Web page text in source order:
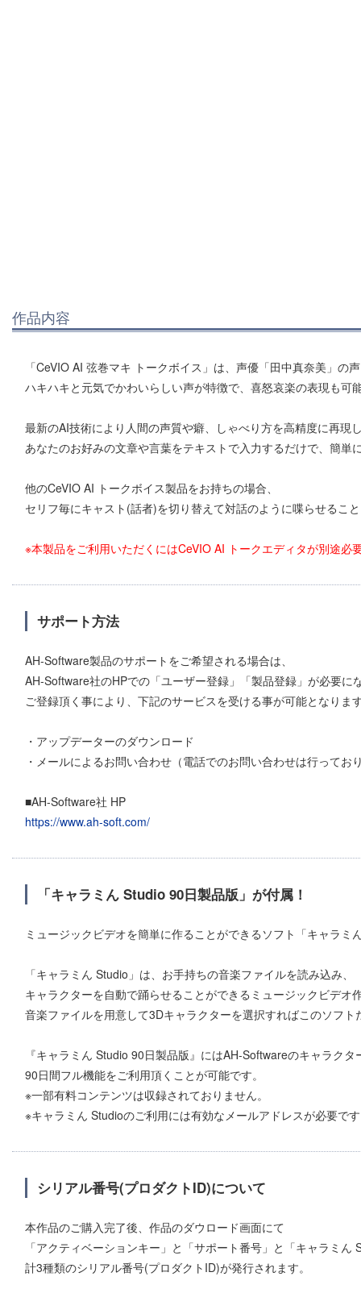
作品内容
「CeVIO AI 弦巻マキ トークボイス」は、声優「田中真奈美」の
ハキハキと元気でかわいらしい声が特徴で、喜怒哀楽の表現も可
最新のAI技術により人間の声質や癖、しゃべり方を高精度に再現
あなたのお好みの文章や言葉をテキストで入力するだけで、簡単
他のCeVIO AI トークボイス製品をお持ちの場合、
セリフ毎にキャスト(話者)を切り替えて対話のように喋らせるこ
※本製品をご利用いただくにはCeVIO AI トークエディタが別途必
サポート方法
AH-Software製品のサポートをご希望される場合は、
AH-Software社のHPでの「ユーザー登録」「製品登録」が必要に
ご登録頂く事により、下記のサービスを受ける事が可能となりま
・アップデーターのダウンロード
・メールによるお問い合わせ（電話でのお問い合わせは行ってお
■AH-Software社 HP
https://www.ah-soft.com/
「キャラミん Studio 90日製品版」が付属！
ミュージックビデオを簡単に作ることができるソフト「キャラ
「キャラミん Studio」は、お手持ちの音楽ファイルを読み込み、
キャラクターを自動で踊らせることができるミュージックビデオ
音楽ファイルを用意して3Dキャラクターを選択すればこのソフ
『キャラミん Studio 90日製品版』にはAH-Softwareのキャラク
90日間フル機能をご利用頂くことが可能です。
※一部有料コンテンツは収録されておりません。
※キャラミん Studioのご利用には有効なメールアドレスが必要で
シリアル番号(プロダクトID)について
本作品のご購入完了後、作品のダウロード画面にて
「アクティベーションキー」と「サポート番号」と「キャラミ
計3種類のシリアル番号(プロダクトID)が発行されます。